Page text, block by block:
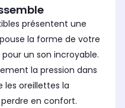
présentent une
la forme de votre
un son incroyable.
la pression dans
oreillettes la
en confort.